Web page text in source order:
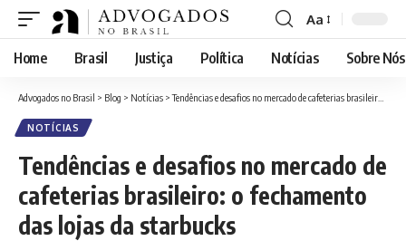
Font
Resizer
Aa
Home Brasil Justiça Política Notícias Sobre Nós
Advogados no Brasil > Blog > Notícias >Tendências e desafios no mercado de cafeterias brasileiro: o fechamento das lojas da starbucks
NOTÍCIAS
Tendências e desafios no mercado de
cafeterias brasileiro: o fechamento
das lojas da starbucks